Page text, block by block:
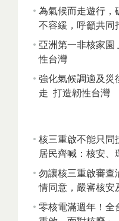
為氣候而走遊行，
不容緩，呼籲共同
亞洲第一非核家園
性台灣
強化氣候調適及
走 打造韌性台灣
核三重啟不能只問
居民齊喊：核安、
勿讓核三重啟審查
情同意，嚴審核安
零核電滿週年！全